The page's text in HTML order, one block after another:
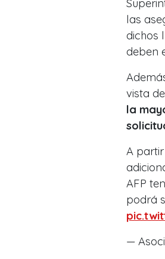
las
dichos
deben
vista
la
A
AFP
podrá
—